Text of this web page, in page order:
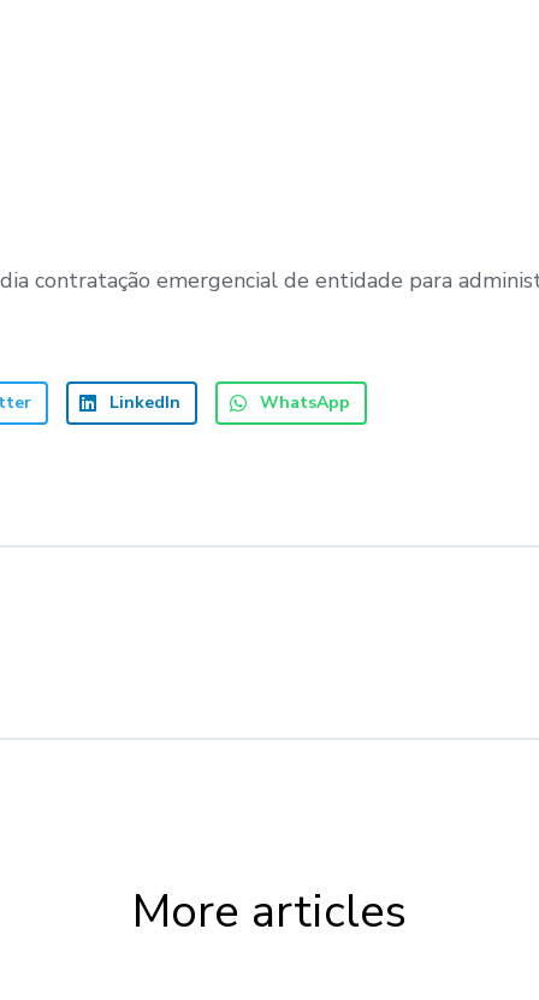
contratação emergencial de entidade para
LinkedIn WhatsApp
More articles